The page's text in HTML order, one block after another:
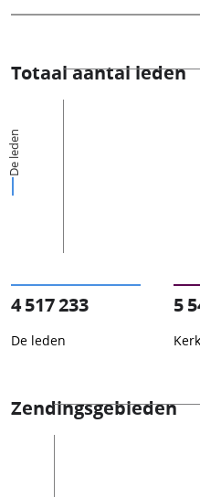
Totaal aantal leden
De leden
4 517 233
De leden
5
Zendingsgebieden